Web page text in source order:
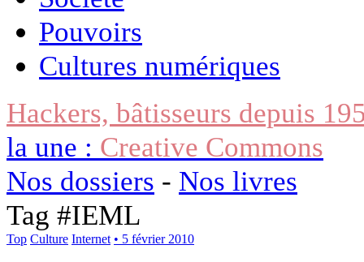
Pouvoirs
Cultures numériques
Hackers, bâtisseurs depuis
la une : Creative Commons
Nos dossiers - Nos livres
Tag #IEML
Top Culture Internet • 5 février 2010